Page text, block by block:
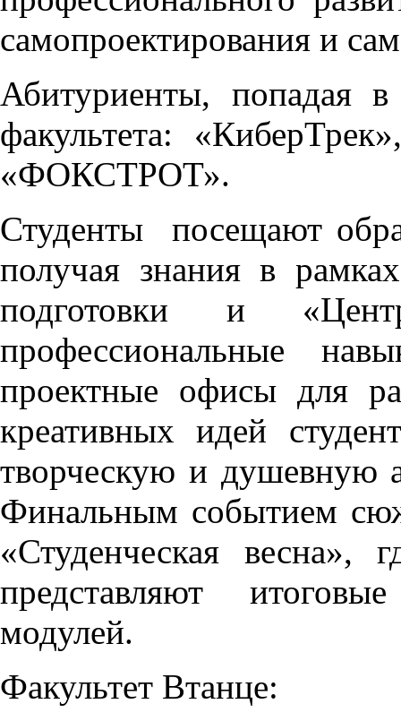
самопроектирования и
Абитуриенты, попадая
факультета:
«ФОКСТРОТ».
Студенты посещают
получая знания в
подготовки и
профессиональные
проектные офисы для
креативных идей
творческую и душевную
Финальным событием
«Студенческая весна»,
представляют
модулей.
Факультет Втанце: